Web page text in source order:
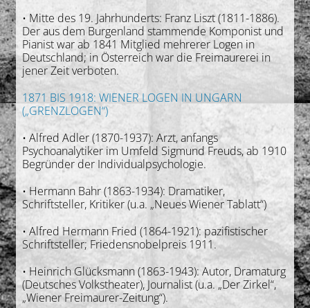
• Mitte des 19. Jahrhunderts: Franz Liszt (1811-1886).
Der aus dem Burgenland stammende Komponist und
Pianist war ab 1841 Mitglied mehrerer Logen in
Deutschland; in Österreich war die Freimaurerei in
jener Zeit verboten.
1871 BIS 1918: WIENER LOGEN IN UNGARN
(„GRENZLOGEN“)
• Alfred Adler (1870-1937): Arzt, anfangs
Psychoanalytiker im Umfeld Sigmund Freuds, ab 1910
Begründer der Individualpsychologie.
• Hermann Bahr (1863-1934): Dramatiker,
Schriftsteller, Kritiker (u.a. „Neues Wiener Tablatt“)
• Alfred Hermann Fried (1864-1921): pazifistischer
Schriftsteller; Friedensnobelpreis 1911.
• Heinrich Glücksmann (1863-1943): Autor, Dramaturg
(Deutsches Volkstheater), Journalist (u.a. „Der Zirkel“,
„Wiener Freimaurer-Zeitung“).